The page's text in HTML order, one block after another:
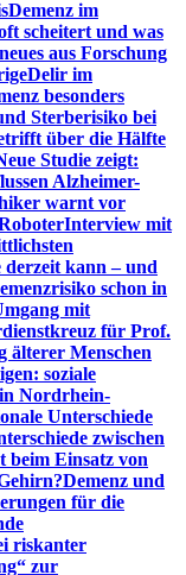
Demenz im
scheitert und was
aus Forschung
Delir im
besonders
Sterberisiko bei
über die Hälfte
Studie zeigt:
Alzheimer-
warnt vor
Interview mit
derzeit kann – und
schon in
mit
für Prof.
älterer Menschen
soziale
Nordrhein-
Unterschiede
zwischen
beim Einsatz von
Demenz und
für die
riskanter
zur